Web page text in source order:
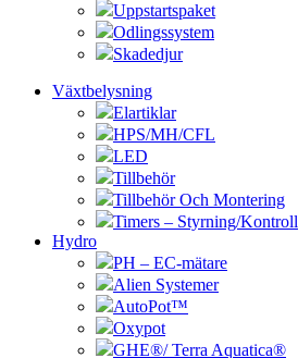
Uppstartspaket
Odlingssystem
Skadedjur
Växtbelysning
Elartiklar
HPS/MH/CFL
LED
Tillbehör
Tillbehör Och Montering
Timers – Styrning/Kontroll
Hydro
PH – EC-mätare
Alien Systemer
AutoPot™
Oxypot
GHE®/ Terra Aquatica®